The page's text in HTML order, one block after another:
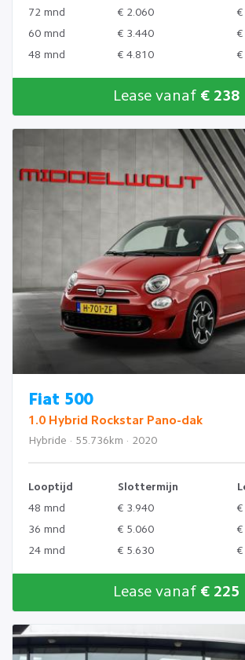
72 mnd
€ 2.060
€
60 mnd
€ 3.440
€
48 mnd
€ 4.810 €
Lease vanaf € 238
Fiat 500
1.0 Hybrid Rockstar Pano-dak
Hybride · 55.736km · 2020
Looptijd Slottermijn
48 mnd
€ 3.940
€
36 mnd
€ 5.060
€
24 mnd
€ 5.630 €
Lease vanaf € 225